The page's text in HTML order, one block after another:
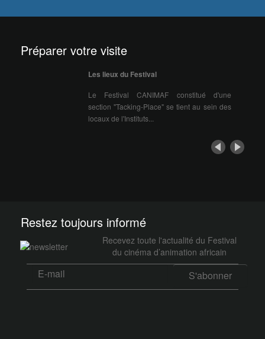
Préparer votre visite
Les lieux du Festival
Le Festival CANIMAF constitué d'une
section "Tacking-Place" se tient au sein des
locaux de l'Instituts...
Restez toujours informé
Recevez toute l'actualité du Festival
du cinéma d’animation africain